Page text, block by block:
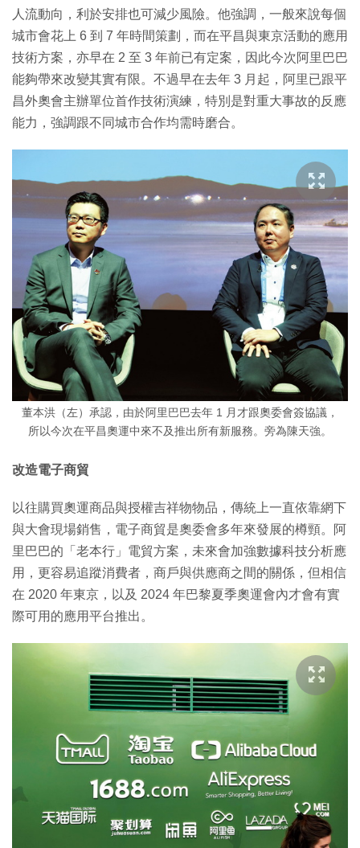
人流動向，利於安排也可減少風險。他強調，一般來說每個
城市會花上 6 到 7 年時間策劃，而在平昌與東京活動的應用
技術方案，亦早在 2 至 3 年前已有定案，因此今次阿里巴巴
能夠帶來改變其實有限。不過早在去年 3 月起，阿里已跟平
昌外奧會主辦單位首作技術演練，特別是對重大事故的反應
能力，強調跟不同城市合作均需時磨合。
董本洪（左）承認，由於阿里巴巴去年 1 月才跟奧委會簽協議，
所以今次在平昌奧運中來不及推出所有新服務。旁為陳天強。
改造電子商貿
以往購買奧運商品與授權吉祥物物品，傳統上一直依靠網下
與大會現場銷售，電子商貿是奧委會多年來發展的樽頸。阿
里巴巴的「老本行」電貿方案，未來會加強數據科技分析應
用，更容易追蹤消費者，商戶與供應商之間的關係，但相信
在 2020 年東京，以及 2024 年巴黎夏季奧運會內才會有實
際可用的應用平台推出。